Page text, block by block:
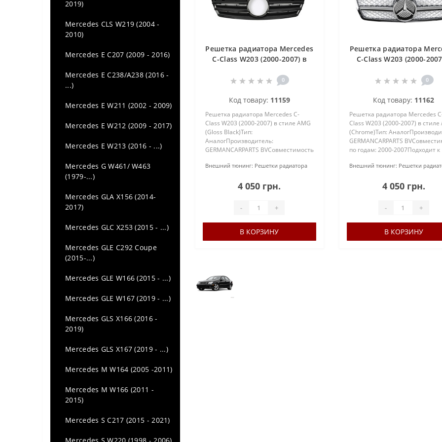
Audi Q8 (2018-...)
Audi TT (MK3) (2014 -...)
BMW series 3 E36 (1990 - 2000)
BMW series 3 E46 (1998 - 2006)
2013)
BMW Series 3 E92-E93 (2007-
2013)
BMW Series 3 F30-F31 (2011-…)
BMW Series 3 GT F34 (2013-...)
BMW Series 3 M3 F80 (2014-…)
BMW series 3 G20-G21
(2018-...)
BMW Series 3 M3 G80 G81
(2021-…)
BMW Series 4 F32-F33-F36
BMW Series 4 M4 F82/F83
(2020-...)
BMW Series M4 G82-G83
(2021-...)
BMW series 5 E34 (1987 - 1996)
BMW series 5 E39 (1995 - 2003)
BMW Series 5 E60-E61 (2003-
2010)
BMW Series 5 F10-F11 (2010-
2019)
Mercedes CLS W219 (2004 -
2010)
Mercedes E C207 (2009 - 2016)
Mercedes E C238/A238 (2016 -
...)
Mercedes E W211 (2002 - 2009)
Mercedes E W212 (2009 - 2017)
Mercedes E W213 (2016 - ...)
Mercedes G W461/ W463
(1979-...)
Mercedes GLA X156 (2014-
2017)
Mercedes GLC X253 (2015 - ...)
Mercedes GLE C292 Coupe
(2015-...)
Mercedes GLE W166 (2015 - ...)
Mercedes GLE W167 (2019 - ...)
Mercedes GLS X166 (2016 -
2019)
Mercedes GLS X167 (2019 - ...)
Mercedes M W164 (2005 -2011)
Mercedes M W166 (2011 -
2015)
Mercedes S C217 (2015 - 2021)
Решетка радиатора Mercedes
C-Class W203 (2000-2007) в
0
Код товару: 11159
Решетка радиатора Mercedes C-
Class W203 (2000-2007) в стиле AMG
(Gloss Black)Тип:
АналогПроизводитель:
GERMANCARPARTS BVСовместимость
кузову: W203Материал: АБС-
покраски (черный глянец)Тип уста..
Внешний тюнинг: Решетки радиатора
4 050 грн.
- +
В КОРЗИНУ
Решетка радиатора
C-Class W203 (2000-
0
Код товару: 11162
Решетка радиатора Mercedes
Class W203 (2000-2007) в стиле
(Chrome)Тип:
GERMANCARPARTS
по годам: 2000-2007Подходит к
пластикПокраска: Не требует
Внешний тюнинг: Решетки
4 050 грн.
- +
В КОРЗИНУ